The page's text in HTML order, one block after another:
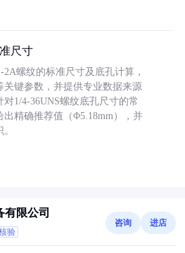
尺寸
螺纹的标准尺寸及底孔计算，
关键参数，并提供专业数据来源
对1/4-36UNS螺纹底孔尺寸的常
出精确推荐值（Φ5.18mm），并
有限公司
验
咨询 进店